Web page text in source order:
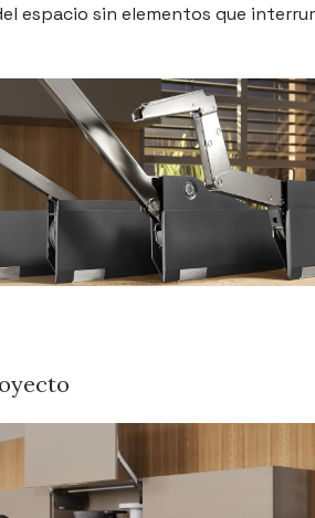
espacio sin elementos que